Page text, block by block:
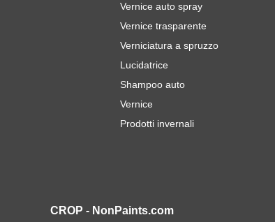
Vernice auto spray
Vernice trasparente
Verniciatura a spruzzo
Lucidatrice
Shampoo auto
Vernice
Prodotti invernali
CROP - NonPaints.com